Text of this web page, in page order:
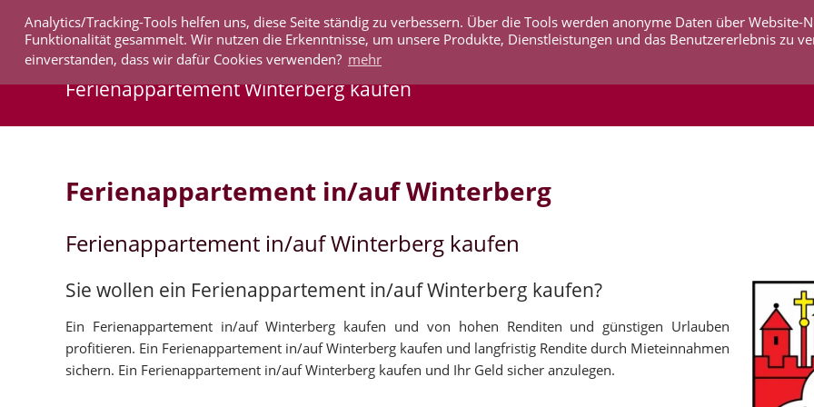
Analytics/Tracking-Tools helfen uns, diese Seite ständig zu verbessern. Über die Tools werden anonyme Daten über Website-
Funktionalität gesammelt. Wir nutzen die Erkenntnisse, um unsere Produkte, Dienstleistungen und das Benutzererlebnis zu
einverstanden, dass wir dafür Cookies verwenden? mehr
IMMOBILIEN AKTUELLES UNTERNEHMEN SERVICE
Ferienappartement Winterberg kaufen
Ferienappartement in/auf Winterberg
Ferienappartement in/auf Winterberg kaufen
Sie wollen ein Ferienappartement in/auf Winterberg kaufen?
Ein Ferienappartement in/auf Winterberg kaufen und von hohen Renditen und günstigen Urlauben
profitieren. Ein Ferienappartement in/auf Winterberg kaufen und langfristig Rendite durch Mieteinnahmen
sichern. Ein Ferienappartement in/auf Winterberg kaufen und Ihr Geld sicher anzulegen.